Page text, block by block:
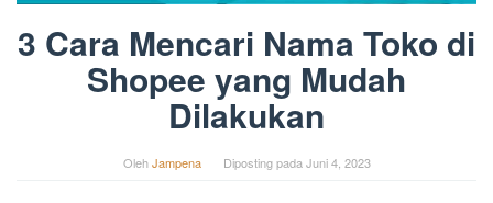
3 Cara Mencari Nama Toko di
Shopee yang Mudah
Dilakukan
OlehJampena Diposting pada Juni 4, 2023